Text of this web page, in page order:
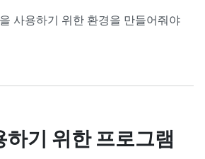
사용하기 위한 환경을 만들어줘야
하기 위한 프로그램